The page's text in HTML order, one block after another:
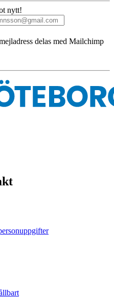
nytt!
delas med Mailchimp